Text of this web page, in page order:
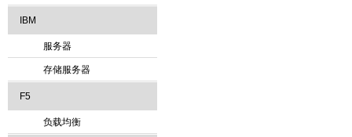
IBM
服务器
存储服务器
F5
负载均衡